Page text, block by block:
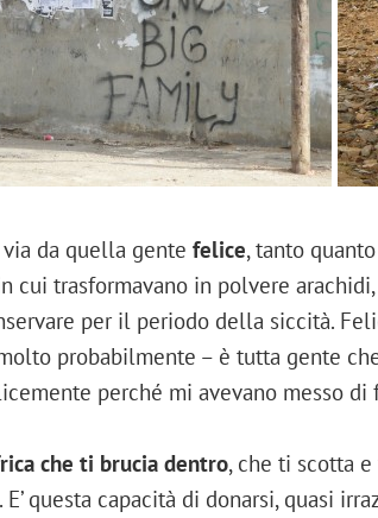
da quella gente felice, tanto
cui trasformavano in polvere
per il periodo della siccità.
probabilmente – è tutta gente
perché mi avevano messo di
che ti brucia dentro, che ti scotta
questa capacità di donarsi, quasi